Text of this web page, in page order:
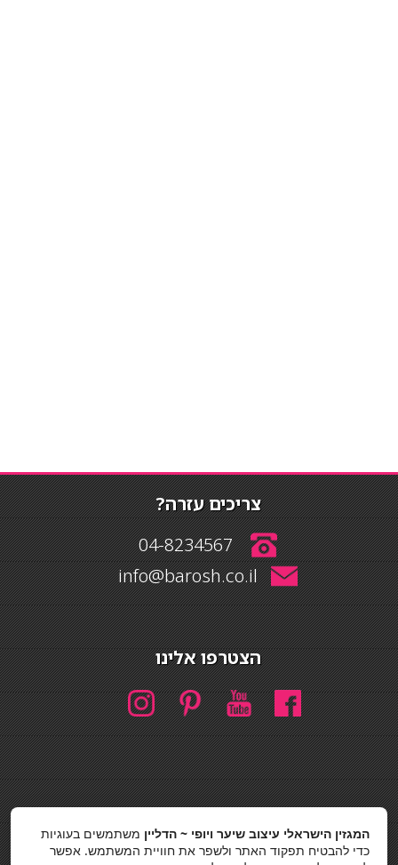
צריכים עזרה?
04-8234567
info@barosh.co.il
הצטרפו אלינו
חיפוש
חיפושהמגזין הישראלי עיצוב שיער ויופי ~ הדליין משתמשים בעוגיות
כדי להבטיח תפקוד האתר ולשפר את חוויית המשתמש. אפשר